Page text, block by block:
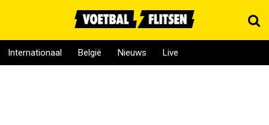
Internationaal België Nieuws Live